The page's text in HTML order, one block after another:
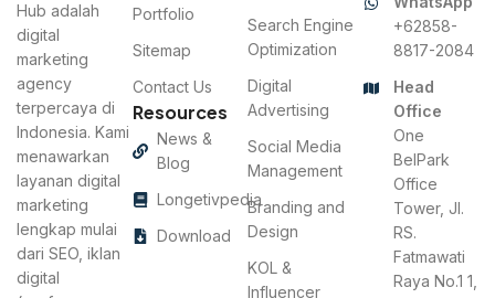
Hub adalah
digital
marketing
agency
terpercaya di
Indonesia. Kami
menawarkan
layanan digital
marketing
lengkap mulai
dari SEO, iklan
digital
Portfolio
Sitemap
Contact Us
Resources
News &
Blog
Longetivpedia
Download
Search Engine
Optimization
Digital
Advertising
Social Media
Management
Branding and
Design
KOL &
Influencer
+62858-
8817-2084
Head
Office
One
BelPark
Office
Tower, Jl.
RS.
Fatmawati
Raya No.1 1,